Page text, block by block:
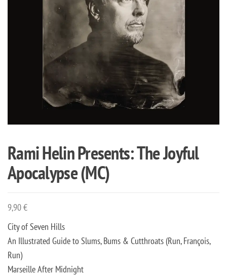
Rami Helin Presents: The Joyful
Apocalypse (MC)
9,90€
City of Seven Hills
An Illustrated Guide to Slums, Bums & Cutthroats (Run, François,
Run)
Marseille After Midnight